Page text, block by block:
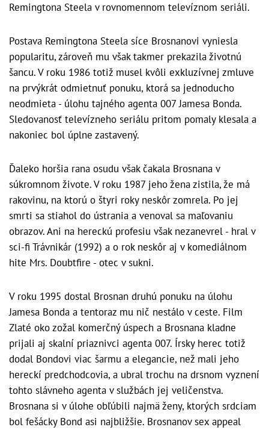
Remingtona Steela v rovnomennom televíznom seriáli.
Postava Remingtona Steela síce Brosnanovi vyniesla
popularitu, zároveň mu však takmer prekazila životnú
šancu. V roku 1986 totiž musel kvôli exkluzívnej zmluve
na prvýkrát odmietnuť ponuku, ktorá sa jednoducho
neodmieta - úlohu tajného agenta 007 Jamesa Bonda.
Sledovanosť televízneho seriálu pritom pomaly klesala a
nakoniec bol úplne zastavený.
Ďaleko horšia rana osudu však čakala Brosnana v
súkromnom živote. V roku 1987 jeho žena zistila, že má
rakovinu, na ktorú o štyri roky neskôr zomrela. Po jej
smrti sa stiahol do ústrania a venoval sa maľovaniu
obrazov. Ani na hereckú profesiu však nezanevrel - hral v
sci-fi Trávnikár (1992) a o rok neskôr aj v komediálnom
hite Mrs. Doubtfire - otec v sukni.
V roku 1995 dostal Brosnan druhú ponuku na úlohu
Jamesa Bonda a tentoraz mu nič nestálo v ceste. Film
Zlaté oko zožal komerčný úspech a Brosnana kladne
prijali aj skalní priaznivci agenta 007. Írsky herec totiž
dodal Bondovi viac šarmu a elegancie, než mali jeho
hereckí predchodcovia, a ubral trochu na drsnom vyznení
tohto slávneho agenta v službách jej veličenstva.
Brosnana si v úlohe obľúbili najmä ženy, ktorých srdciam
bol fešácky Bond asi najbližšie. Brosnanov sex appeal